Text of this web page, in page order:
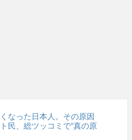
なった日本人。その原因
民、総ツッコミで“真の原